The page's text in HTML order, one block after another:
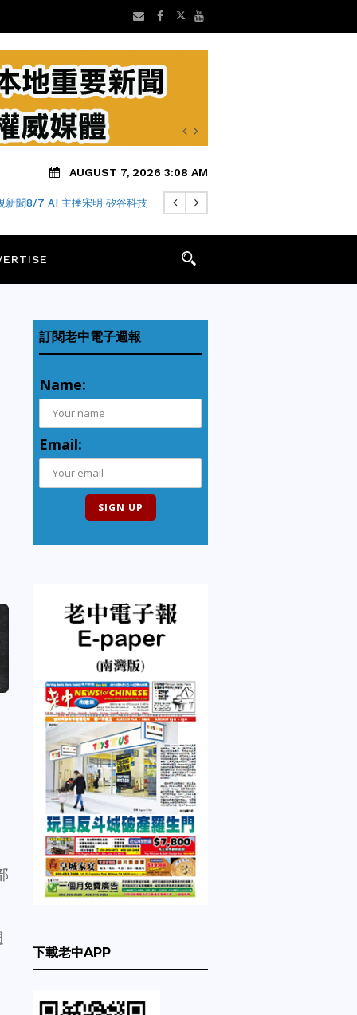
AUGUST 7, 2026 3:08 AM
新聞8/7 AI 主播宋明 矽谷科技
訂閱老中電子週報
Name:
Email:
下載老中APP